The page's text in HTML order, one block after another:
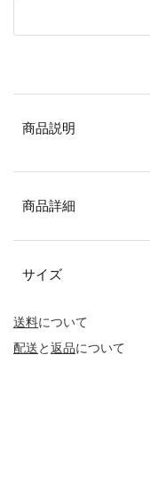
送料について
配送と返品について
商品説明
商品詳細
サイズ